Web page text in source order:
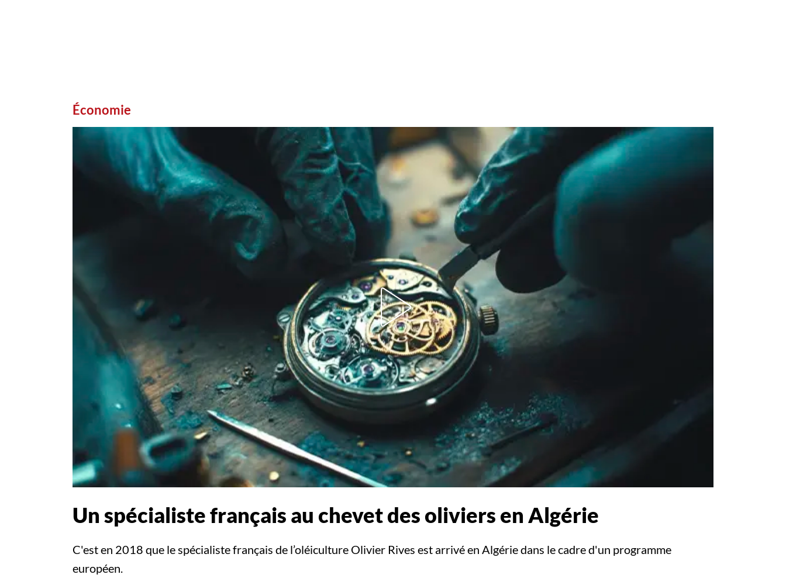
Économie
Un spécialiste français au chevet des oliviers en Algérie
C'est en 2018 que le spécialiste français de l’oléiculture Olivier Rives est arrivé en Algérie dans le cadre d'un programme
européen.